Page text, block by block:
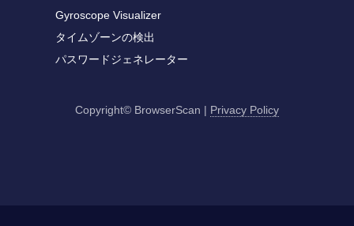
Gyroscope Visualizer
タイムゾーンの検出
パスワードジェネレーター
Copyright© BrowserScan | Privacy Policy